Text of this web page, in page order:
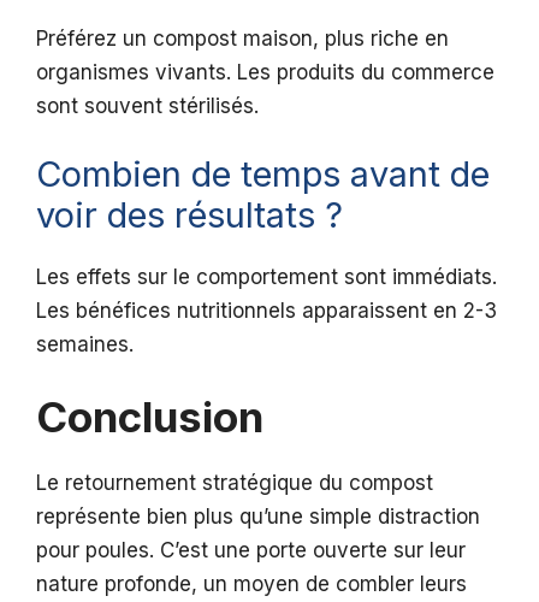
Préférez un compost maison, plus riche en
organismes vivants. Les produits du commerce
sont souvent stérilisés.
Combien de temps avant de
voir des résultats ?
Les effets sur le comportement sont immédiats.
Les bénéfices nutritionnels apparaissent en 2-3
semaines.
Conclusion
Le retournement stratégique du compost
représente bien plus qu’une simple distraction
pour poules. C’est une porte ouverte sur leur
nature profonde, un moyen de combler leurs